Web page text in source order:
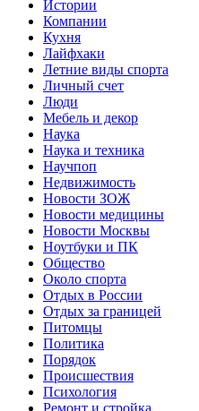
Истории
Компании
Кухня
Лайфхаки
Летние виды спорта
Личный счет
Люди
Мебель и декор
Наука
Наука и техника
Научпоп
Недвижимость
Новости ЗОЖ
Новости медицины
Новости Москвы
Ноутбуки и ПК
Общество
Около спорта
Отдых в России
Отдых за границей
Питомцы
Политика
Порядок
Происшествия
Психология
Ремонт и стройка